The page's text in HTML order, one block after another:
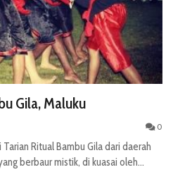
Gila, Maluku
0
Ritual Bambu Gila dari daerah
berbaur mistik, di kuasai oleh...